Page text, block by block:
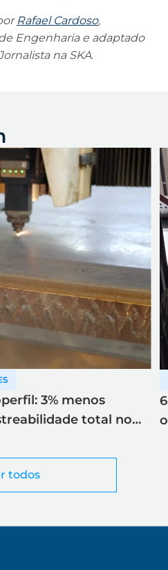
Rafael Cardoso,
Engenharia e adaptado
na SKA.
todos
3% menos
total no